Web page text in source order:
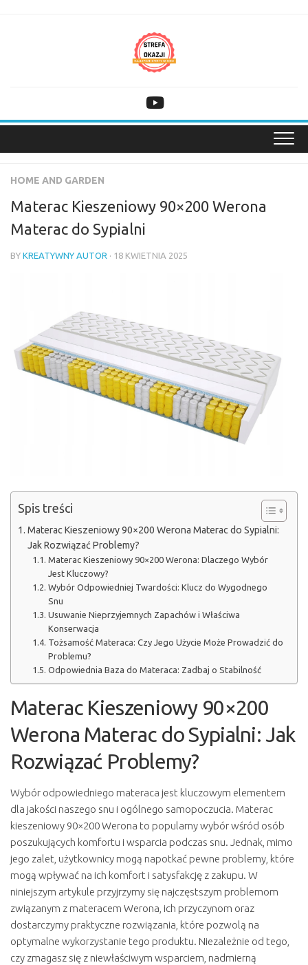
HOME AND GARDEN
Materac Kieszeniowy 90×200 Werona
Materac do Sypialni
BY KREATYWNY AUTOR · 18 KWIETNIA 2025
Spis treści
Materac Kieszeniowy 90×200 Werona Materac do Sypialni:
Jak Rozwiązać Problemy?
Materac Kieszeniowy 90×200 Werona: Dlaczego Wybór
Jest Kluczowy?
Wybór Odpowiedniej Twardości: Klucz do Wygodnego
Snu
Usuwanie Nieprzyjemnych Zapachów i Właściwa
Konserwacja
Tożsamość Materaca: Czy Jego Użycie Może Prowadzić do
Problemu?
Odpowiednia Baza do Materaca: Zadbaj o Stabilność
Materac Kieszeniowy 90×200
Werona Materac do Sypialni: Jak
Rozwiązać Problemy?
Wybór odpowiedniego materaca jest kluczowym elementem
dla jakości naszego snu i ogólnego samopoczucia. Materac
kieszeniowy 90×200 Werona to popularny wybór wśród osób
poszukujących komfortu i wsparcia podczas snu. Jednak, mimo
jego zalet, użytkownicy mogą napotkać pewne problemy, które
mogą wpływać na ich komfort i satysfakcję z zakupu. W
niniejszym artykule przyjrzymy się najczęstszym problemom
związanym z materacem Werona, ich przyczynom oraz
dostarczymy praktyczne rozwiązania, które pozwolą na
optymalne wykorzystanie tego produktu. Niezależnie od tego,
czy zmagasz się z niewłaściwym wsparciem, nadmierną